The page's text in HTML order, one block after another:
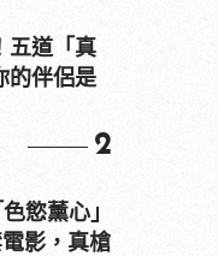
五道「真
的伴侶是
2
慾薰心」
影，真槍